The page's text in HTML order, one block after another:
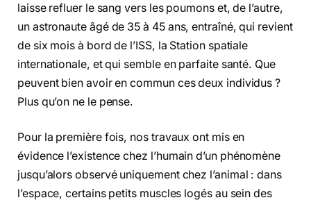
laisse refluer le sang vers les poumons et, de l’autre,
un astronaute âgé de 35 à 45 ans, entraîné, qui revient
de six mois à bord de l’ISS, la Station spatiale
internationale, et qui semble en parfaite santé. Que
peuvent bien avoir en commun ces deux individus ?
Plus qu’on ne le pense.
Pour la première fois, nos travaux ont mis en
évidence l’existence chez l’humain d’un phénomène
jusqu’alors observé uniquement chez l’animal : dans
l’espace, certains petits muscles logés au sein des